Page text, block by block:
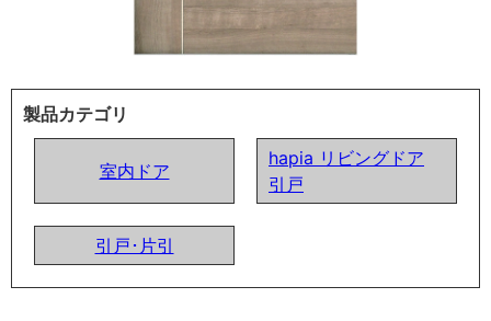
製品カテゴリ
室内ドア
hapia リビングドア
引戸
引戸･片引